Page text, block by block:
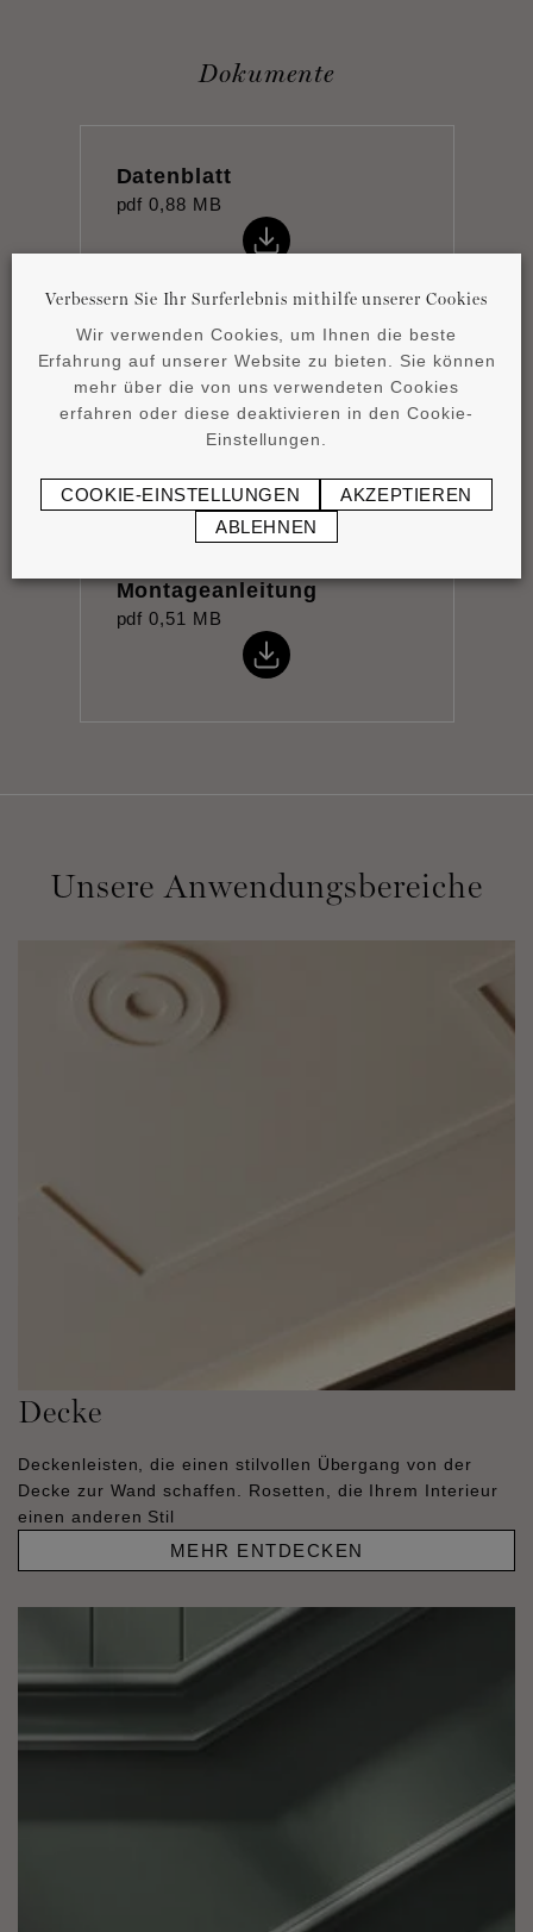
Dokumente
Datenblatt
pdf 0,88 MB
Product overview
pdf 4,15 MB
Montageanleitung
pdf 0,51 MB
Unsere Anwendungsbereiche
Decke
Deckenleisten, die einen stilvollen Übergang von der
Decke zur Wand schaffen. Rosetten, die Ihrem Interieur
einen anderen Stil
MEHR ENTDECKEN
Verbessern Sie Ihr Surferlebnis mithilfe unserer Cookies
Wir verwenden Cookies, um Ihnen die beste
Erfahrung auf unserer Website zu bieten. Sie können
mehr über die von uns verwendeten Cookies
erfahren oder diese deaktivieren in den Cookie-
Einstellungen.
COOKIE-EINSTELLUNGEN
AKZEPTIEREN
ABLEHNEN